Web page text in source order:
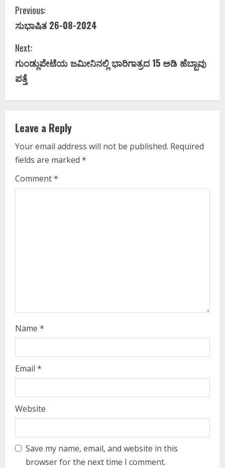
C
o
n
t
i
n
u
e
R
g
Previous:
ಸುಭಾಷಿತ 26-08-2024
Next:
ಗುಂಡ್ಲುಪೇಟೆಯ ಜಮೀನಿನಲ್ಲಿ ಭಾರಿಗಾತ್ರದ 15 ಅಡಿ ಹೆಬ್ಬಾವು
ಪತ್ತೆ
Leave a Reply
Your email address will not be published. Required
fields are marked *
Comment*
Name *
Email *
Website
Save my name, email, and website in this
browser for the next time I comment.